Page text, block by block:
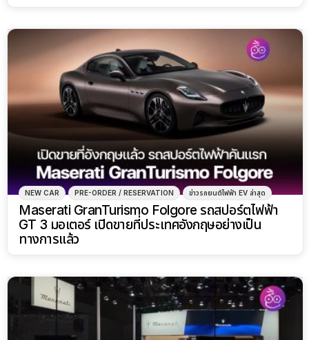
NEW CAR PRE-ORDER / RESERVATION ข่าวรถยนต์ไฟฟ้า EV ล่าสุด
Maserati GranTurismo Folgore รถสปอร์ตไฟฟ้า
GT 3 มอเตอร์ เปิดขายที่ประเทศอังกฤษอย่างเป็น
ทางการแล้ว